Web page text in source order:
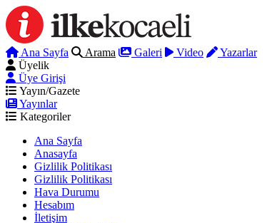
Ana Sayfa Arama Galeri Video
Yazarlar
Üyelik
Üye Girişi
Yayın/Gazete
Yayınlar
Kategoriler
Ana Sayfa
Anasayfa
Gizlilik Politikası
Gizlilik Politikası
Hava Durumu
Hesabım
İletişim